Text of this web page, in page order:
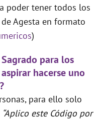
poder tener todos los
Agesta en formato
)
para los
hacerse uno
para ello solo
“Aplico este Código por